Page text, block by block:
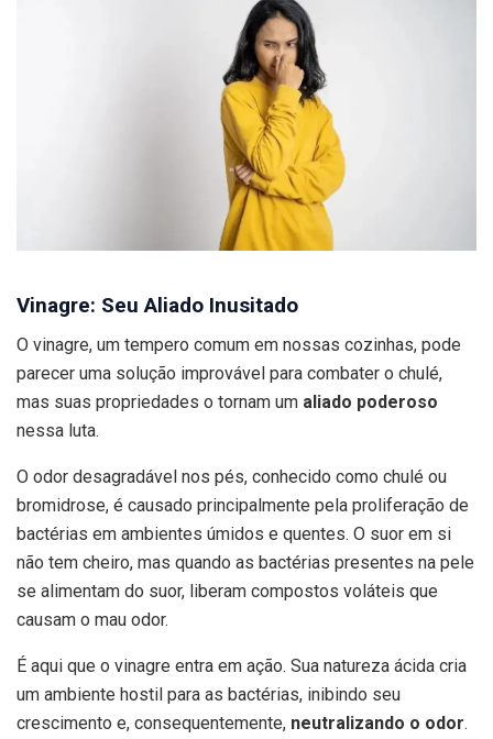
Vinagre: Seu Aliado Inusitado
O vinagre, um tempero comum em nossas cozinhas, pode
parecer uma solução improvável para combater o chulé,
mas suas propriedades o tornam um aliado poderoso
nessa luta.
O odor desagradável nos pés, conhecido como chulé ou
bromidrose, é causado principalmente pela proliferação de
bactérias em ambientes úmidos e quentes. O suor em si
não tem cheiro, mas quando as bactérias presentes na pele
se alimentam do suor, liberam compostos voláteis que
causam o mau odor.
É aqui que o vinagre entra em ação. Sua natureza ácida cria
um ambiente hostil para as bactérias, inibindo seu
crescimento e, consequentemente, neutralizando o odor.